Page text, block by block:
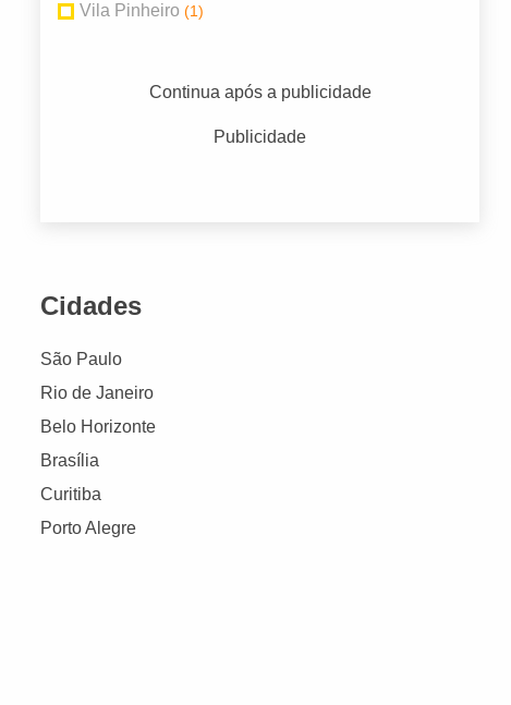
Vila Pinheiro (1)
Continua após a publicidade
Publicidade
Cidades
São Paulo
Rio de Janeiro
Belo Horizonte
Brasília
Curitiba
Porto Alegre